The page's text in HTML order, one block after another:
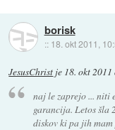
borisk
:: 18. okt 2011,
JesusChrist je 18. okt
naj le zaprejo ... niti
garancija. Letos šla
diskov ki pa jih